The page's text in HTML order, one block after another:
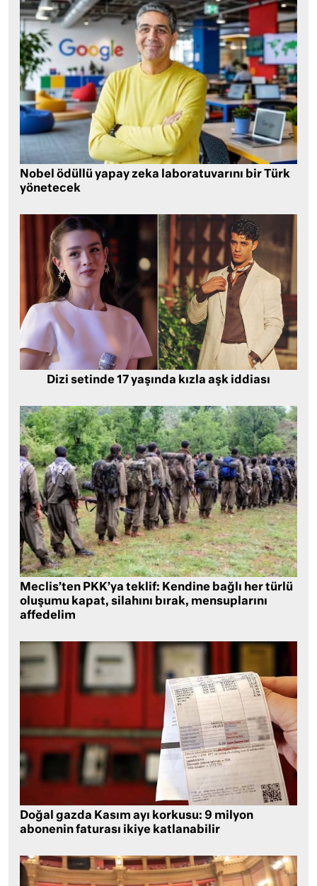
Nobel ödüllü yapay zeka laboratuvarını bir Türk
yönetecek
Dizi setinde 17 yaşında kızla aşk iddiası
Meclis’ten PKK’ya teklif: Kendine bağlı her türlü
oluşumu kapat, silahını bırak, mensuplarını
affedelim
Doğal gazda Kasım ayı korkusu: 9 milyon
abonenin faturası ikiye katlanabilir